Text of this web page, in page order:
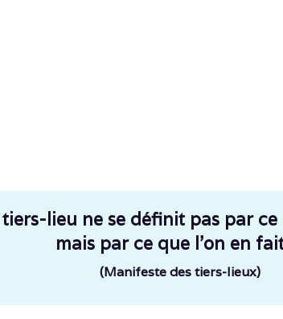
lieu ne se définit pas par ce
mais par ce que l’on en
(Manifeste des tiers-lieux)